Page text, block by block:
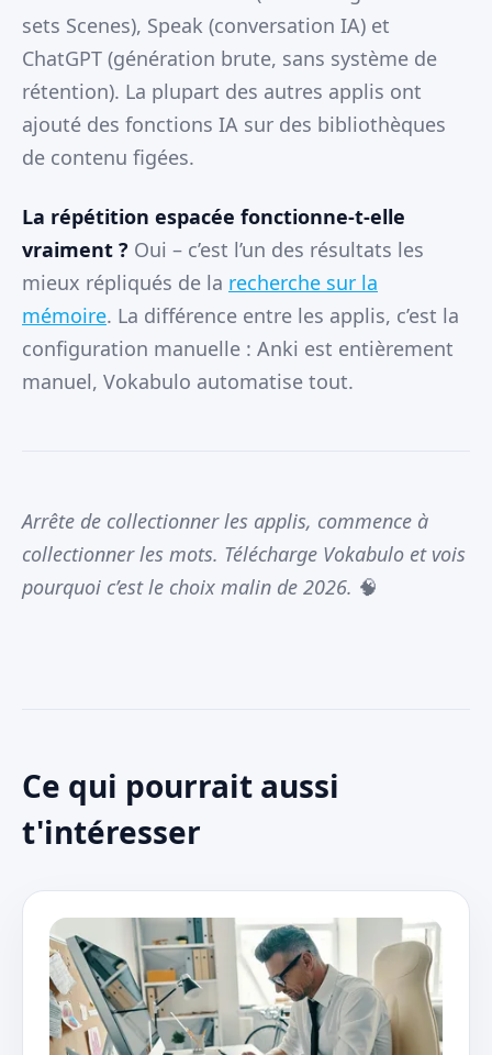
sets Scenes), Speak (conversation IA) et
ChatGPT (génération brute, sans système de
rétention). La plupart des autres applis ont
ajouté des fonctions IA sur des bibliothèques
de contenu figées.
La répétition espacée fonctionne-t-elle
vraiment ? Oui – c’est l’un des résultats les
mieux répliqués de la recherche sur la
mémoire. La différence entre les applis, c’est la
configuration manuelle : Anki est entièrement
manuel, Vokabulo automatise tout.
Arrête de collectionner les applis, commence à
collectionner les mots. Télécharge Vokabulo et vois
pourquoi c’est le choix malin de 2026. 🧠
Ce qui pourrait aussi
t'intéresser